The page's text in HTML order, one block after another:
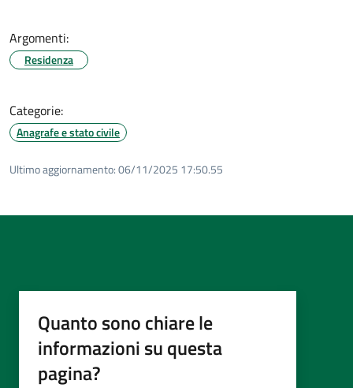
Argomenti:
Residenza
Categorie:
Anagrafe e stato civile
Ultimo aggiornamento:06/11/2025 17:50.55
Quanto sono chiare le
informazioni su questa
pagina?